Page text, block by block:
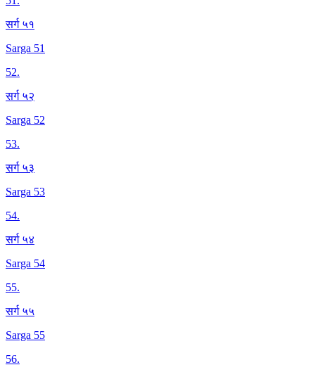
सर्ग ५१
Sarga 51
52.
सर्ग ५२
Sarga 52
53.
सर्ग ५३
Sarga 53
54.
सर्ग ५४
Sarga 54
55.
सर्ग ५५
Sarga 55
56.